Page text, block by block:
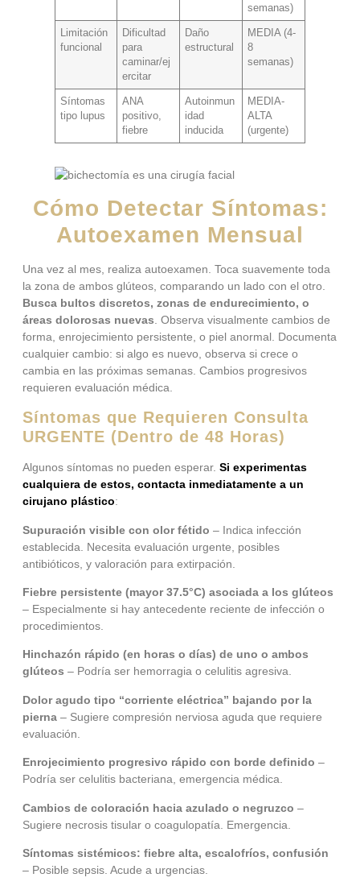
semanas)
Limitación
funcional
Dificultad
para
caminar/ej
ercitar
Daño
estructural
MEDIA (4-
8
semanas)
Síntomas
tipo lupus
ANA
positivo,
fiebre
Autoinmun
idad
inducida
MEDIA-
ALTA
(urgente)
Cómo Detectar Síntomas:
Autoexamen Mensual
Una vez al mes, realiza autoexamen. Toca suavemente toda
la zona de ambos glúteos, comparando un lado con el otro.
Busca bultos discretos, zonas de endurecimiento, o
áreas dolorosas nuevas . Observa visualmente cambios de
forma, enrojecimiento persistente, o piel anormal. Documenta
cualquier cambio: si algo es nuevo, observa si crece o
cambia en las próximas semanas. Cambios progresivos
requieren evaluación médica.
Síntomas que Requieren Consulta
URGENTE (Dentro de 48 Horas)
Algunos síntomas no pueden esperar. Si experimentas
cualquiera de estos, contacta inmediatamente a un
cirujano plástico:
Supuración visible con olor fétido – Indica infección
establecida. Necesita evaluación urgente, posibles
antibióticos, y valoración para extirpación.
Fiebre persistente (mayor 37.5°C) asociada a los glúteos
– Especialmente si hay antecedente reciente de infección o
procedimientos.
Hinchazón rápido (en horas o días) de uno o ambos
glúteos – Podría ser hemorragia o celulitis agresiva.
Dolor agudo tipo “corriente eléctrica” bajando por la
pierna – Sugiere compresión nerviosa aguda que requiere
evaluación.
Enrojecimiento progresivo rápido con borde definido –
Podría ser celulitis bacteriana, emergencia médica.
Cambios de coloración hacia azulado o negruzco –
Sugiere necrosis tisular o coagulopatía. Emergencia.
Síntomas sistémicos: fiebre alta, escalofríos, confusión
– Posible sepsis. Acude a urgencias.